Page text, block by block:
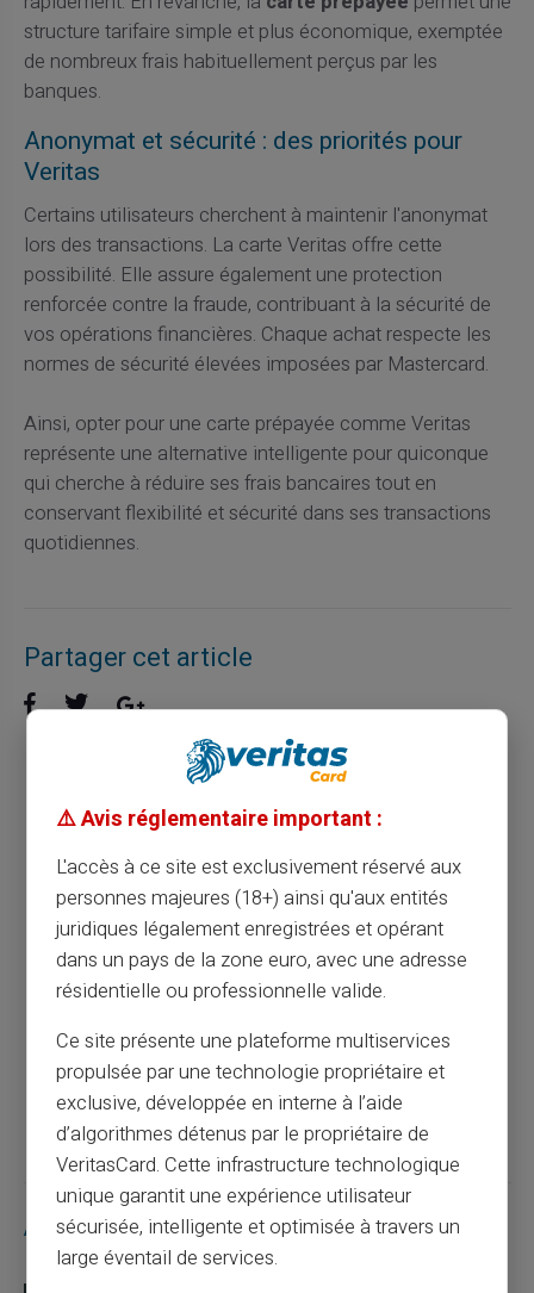
structure tarifaire simple et plus économique, exemptée
de nombreux frais habituellement perçus par les
banques.
Anonymat et sécurité : des priorités pour
Veritas
Certains utilisateurs cherchent à maintenir l'anonymat
lors des transactions. La carte Veritas offre cette
possibilité. Elle assure également une protection
renforcée contre la fraude, contribuant à la sécurité de
vos opérations financières. Chaque achat respecte les
normes de sécurité élevées imposées par Mastercard.
Ainsi, opter pour une carte prépayée comme Veritas
représente une alternative intelligente pour quiconque
qui cherche à réduire ses frais bancaires tout en
conservant flexibilité et sécurité dans ses transactions
quotidiennes.
Partager cet article
paiements quotidiens
Article précédent
Comment économiser sur les frais
bancaires avec une carte prépayée ?
Article suivant
Articles similaires
⚠️ Avis réglementaire important :
L'accès à ce site est exclusivement réservé aux
personnes majeures (18+) ainsi qu'aux entités
juridiques légalement enregistrées et opérant
dans un pays de la zone euro, avec une adresse
résidentielle ou professionnelle valide.
Ce site présente une plateforme multiservices
propulsée par une technologie propriétaire et
exclusive, développée en interne à l’aide
d’algorithmes détenus par le propriétaire de
VeritasCard. Cette infrastructure technologique
unique garantit une expérience utilisateur
sécurisée, intelligente et optimisée à travers un
large éventail de services.